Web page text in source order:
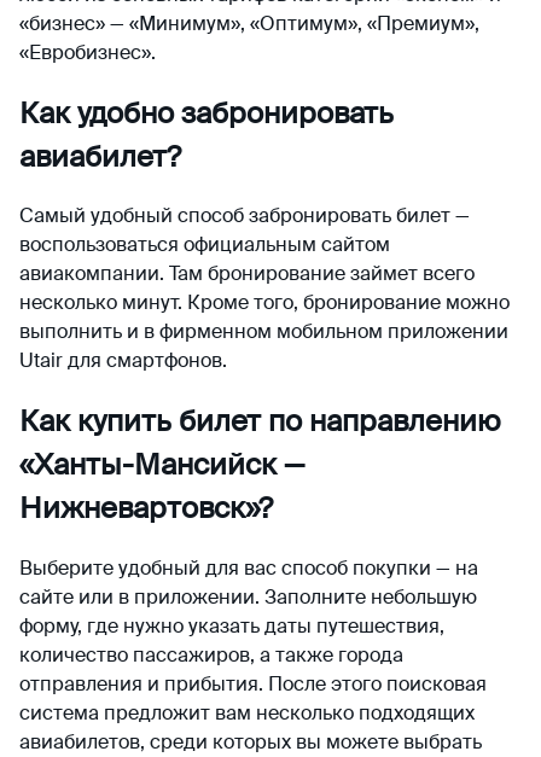
«бизнес» — «Минимум», «Оптимум», «Премиум»,
«Евробизнес».
Как удобно забронировать
авиабилет?
Самый удобный способ забронировать билет —
воспользоваться официальным сайтом
авиакомпании. Там бронирование займет всего
несколько минут. Кроме того, бронирование можно
выполнить и в фирменном мобильном приложении
Utair для смартфонов.
Как купить билет по направлению
«Ханты-Мансийск —
Нижневартовск»?
Выберите удобный для вас способ покупки — на
сайте или в приложении. Заполните небольшую
форму, где нужно указать даты путешествия,
количество пассажиров, а также города
отправления и прибытия. После этого поисковая
система предложит вам несколько подходящих
авиабилетов, среди которых вы можете выбрать